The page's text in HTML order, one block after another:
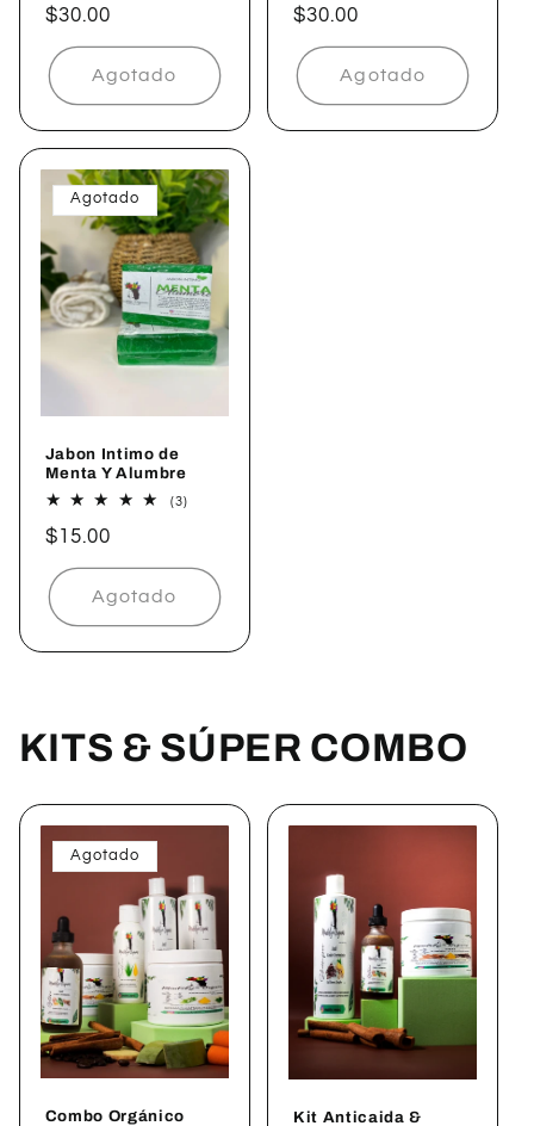
Precio
habitual
$30.00
Agotado
Precio
habitual
$30.00
Agotado
Agotado
Jabon Intimo de
Menta Y Alumbre
(3)3
Precio
habitual
$15.00
Agotado
KITS & SÚPER COMBO
Agotado
Combo Orgánico
Kit Anticaida &